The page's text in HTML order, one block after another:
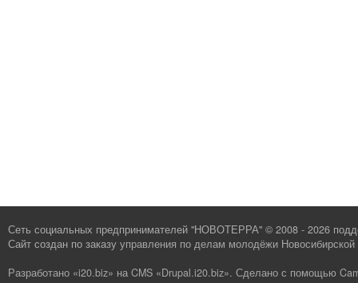
Сеть социальных предпринимателей "НОВОТЕРРА" © 2008 - 2026
Сайт создан по заказу управления по делам молодёжи Новосибирской
Разработано «i20.biz» на CMS «Drupal.i20.biz». Сделано с помощью